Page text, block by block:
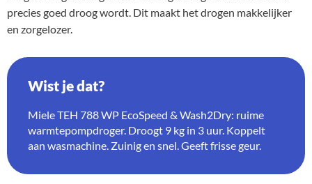
precies goed droog wordt. Dit maakt het drogen makkelijker
en zorgelozer.
Wist je dat?
Miele TEH 788 WP EcoSpeed & Wash2Dry: ruime
warmtepompdroger. Droogt 9 kg in 3 uur. Koppelt
aan wasmachine. Zuinig en snel. Geeft frisse geur.